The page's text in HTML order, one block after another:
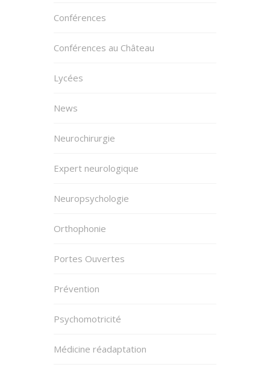
Conférences
Conférences au Château
Lycées
News
Neurochirurgie
Expert neurologique
Neuropsychologie
Orthophonie
Portes Ouvertes
Prévention
Psychomotricité
Médicine réadaptation